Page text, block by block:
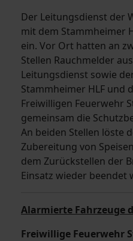
Der Leitungsdienst der
mit dem Stammheimer
ein. Vor Ort hatten an
Stellen Rauchmelder
Leitungsdienst sowie
Stammheimer HLF und
Freiwilligen Feuerwehr
gemeinsam die
An beiden Stellen löste
Zubereitung von
dem Zurückstellen der
Einsatz wieder beendet
Alarmierte Fahrzeuge
Freiwillige Feuerwehr